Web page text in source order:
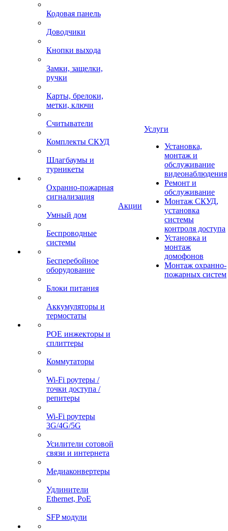
Кодовая панель
Доводчики
Кнопки выхода
Замки, защелки,
ручки
Карты, брелоки,
метки, ключи
Считыватели
Комплекты СКУД
Шлагбаумы и
турникеты
Охранно-пожарная
сигнализация
Умный дом
Беспроводные
системы
Бесперебойное
оборудование
Блоки питания
Аккумуляторы и
термостаты
POE инжекторы и
сплиттеры
Коммутаторы
Wi-Fi роутеры /
точки доступа /
репитеры
Wi-Fi роутеры
3G/4G/5G
Усилители сотовой
связи и интернета
Медиаконвертеры
Удлинители
Ethernet, PoE
SFP модули
Акции
Услуги
Установка,
монтаж и
обслуживание
видеонаблюдения
Ремонт и
обслуживание
Монтаж СКУД,
установка
системы
контроля доступа
Установка и
монтаж
домофонов
Монтаж охранно-
пожарных систем